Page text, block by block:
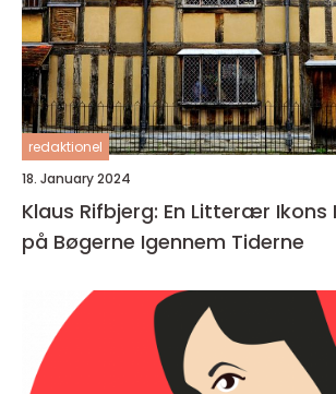
redaktionel
18. January 2024
Klaus Rifbjerg: En Litterær Ikons
på Bøgerne Igennem Tiderne